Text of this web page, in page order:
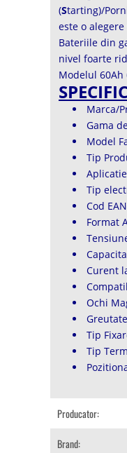
(Starting)/
este o
Bateriile din
nivel foarte
Modelul 60Ah
Marca/
Gama
Model
Tip
Tip
Cod
Format
Curent
Ochi
Tip
Tip
Producator:
Brand: